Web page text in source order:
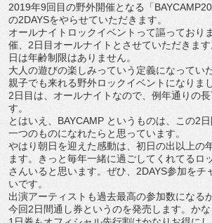
2019年9回目の野外開催となる「
の2DAYSをやらせていただきます。
オールナイトロックイベントって謳っており
催、2日目オールナイトとさせていただきま
日は年齢制限はありません。
大人の遊びの楽しみっていう定義になってい
親子でも来れる野外ロックイベントになりまし
2日目は、オールナイトなので、例年通りの
す。
とはいえ、BAYCAMP というものは、この2
一つのものになれたらと思っています。
やはり朝日を迎えた感動は、初日の出以上の
ます。きっと毎年一緒に過ごしてくれてるロ
さんいると思います。ぜひ、2DAYS参加をチ
いです。
出演アーティストも過去最高の参加数になる
今回2日間通し券というのを発売します。かな